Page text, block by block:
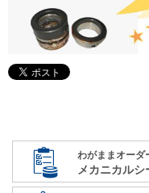
わがままオーダ
メカニカルシ